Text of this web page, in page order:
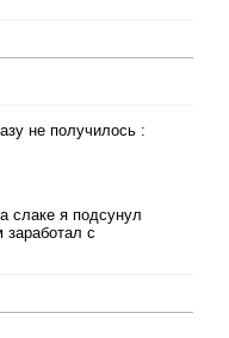
не получилось :
слаке я подсунул
заработал с